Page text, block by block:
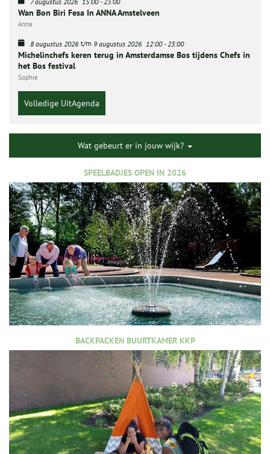
Wan Bon Biri Fesa In ANNA Amstelveen
Anna
8 augustus 2026 t/m 9 augustus 2026 12:00-23:00
Michelinchefs keren terug in Amsterdamse Bos tijdens Chefs in
het Bos festival
Sophie
Volledige UitAgenda
Wat gebeurt er in jouw wijk?
SPEELBADJES OPEN IN 2026
BACKPACKEN BUURTKAMER KKP